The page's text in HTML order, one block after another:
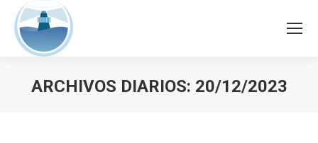
ARCHIVOS DIARIOS: 20/12/2023